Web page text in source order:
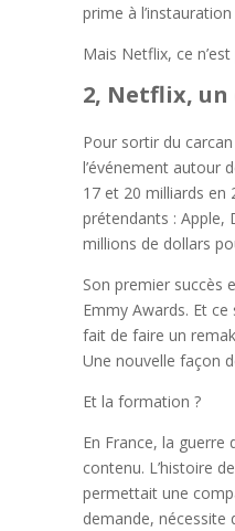
prime à
Mais Netflix, ce
2, Netflix,
Pour sortir du
l’événement autour
17 et 20 milliards en
prétendants : Apple,
millions de dollars
Son premier succès
Emmy Awards. Et ce
fait de faire un
Une nouvelle façon
Et la formation ?
En France, la
contenu. L’histoire
permettait une
demande, nécessite